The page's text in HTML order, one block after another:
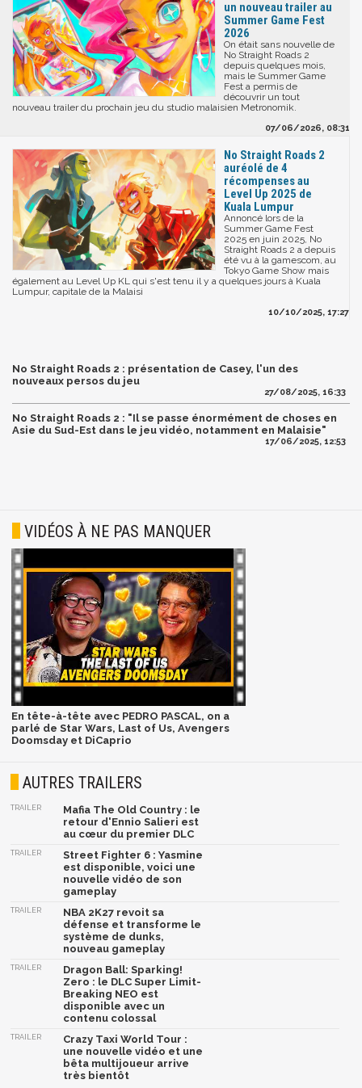
un nouveau trailer au
Summer Game Fest
2026
On était sans nouvelle de
No Straight Roads 2
depuis quelques mois,
mais le Summer Game
Fest a permis de
découvrir un tout
nouveau trailer du prochain jeu du studio malaisien Metronomik.
07/06/2026, 08:31
No Straight Roads 2
auréolé de 4
récompenses au
Level Up 2025 de
Kuala Lumpur
Annoncé lors de la
Summer Game Fest
2025 en juin 2025, No
Straight Roads 2 a depuis
été vu à la gamescom, au
Tokyo Game Show mais
également au Level Up KL qui s'est tenu il y a quelques jours à Kuala
Lumpur, capitale de la Malaisi
10/10/2025, 17:27
No Straight Roads 2 : présentation de Casey, l'un des
nouveaux persos du jeu
27/08/2025, 16:33
No Straight Roads 2 : "Il se passe énormément de choses en
Asie du Sud-Est dans le jeu vidéo, notamment en Malaisie"
17/06/2025, 12:53
VIDÉOS À NE PAS MANQUER
En tête-à-tête avec PEDRO PASCAL, on a
parlé de Star Wars, Last of Us, Avengers
Doomsday et DiCaprio
AUTRES TRAILERS
TRAILER
Mafia The Old Country : le
retour d'Ennio Salieri est
au cœur du premier DLC
TRAILER
Street Fighter 6 : Yasmine
est disponible, voici une
nouvelle vidéo de son
gameplay
TRAILER
NBA 2K27 revoit sa
défense et transforme le
système de dunks,
nouveau gameplay
TRAILER
Dragon Ball: Sparking!
Zero : le DLC Super Limit-
Breaking NEO est
disponible avec un
contenu colossal
TRAILER
Crazy Taxi World Tour :
une nouvelle vidéo et une
bêta multijoueur arrive
très bientôt